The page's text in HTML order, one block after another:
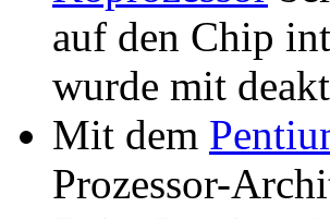
auf den Chip
wurde mit
Mit dem
Prozessor-